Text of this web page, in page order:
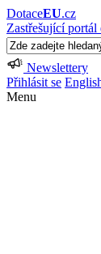
DotaceEU.cz
Zastřešující
Newslettery
Přihlásit se
Menu